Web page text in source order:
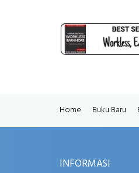
Home Buku Baru
INFORMASI